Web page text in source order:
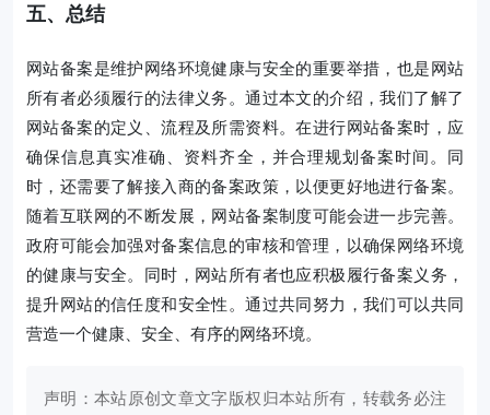
五、总结
网站备案是维护网络环境健康与安全的重要举措，也是网站
所有者必须履行的法律义务。通过本文的介绍，我们了解了
网站备案的定义、流程及所需资料。在进行网站备案时，应
确保信息真实准确、资料齐全，并合理规划备案时间。同
时，还需要了解接入商的备案政策，以便更好地进行备案。
随着互联网的不断发展，网站备案制度可能会进一步完善。
政府可能会加强对备案信息的审核和管理，以确保网络环境
的健康与安全。同时，网站所有者也应积极履行备案义务，
提升网站的信任度和安全性。通过共同努力，我们可以共同
营造一个健康、安全、有序的网络环境。
声明：本站原创文章文字版权归本站所有，转载务必注